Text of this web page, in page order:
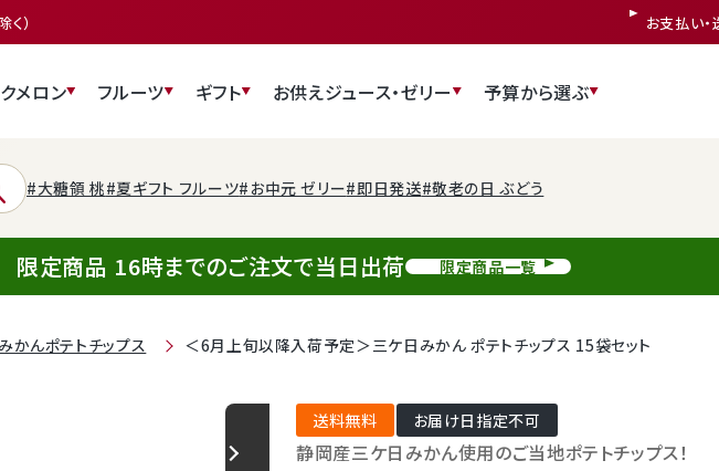
） お支払い・
メロン フルーツ ギフト お供えジュース・ゼリー 予算から選ぶ
#大糖領 桃#夏ギフト フルーツ#お中元 ゼリー#即日発送#敬老の日 ぶどう
限定商品 16時までのご注文で当日出荷 限定商品一覧
かんポテトチップス ＜6月上旬以降入荷予定＞三ケ日みかん ポテトチップス 15袋セット
送料無料 お届け日指定不可
静岡産三ケ日みかん使用のご当地ポテトチップス！